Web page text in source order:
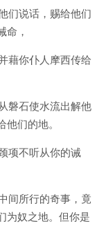
们说话，赐给他们
命，
藉你仆人摩西传给
磐石使水流出解他
们的地。
项不听从你的诫
间所行的奇事，竟
为奴之地。但你是